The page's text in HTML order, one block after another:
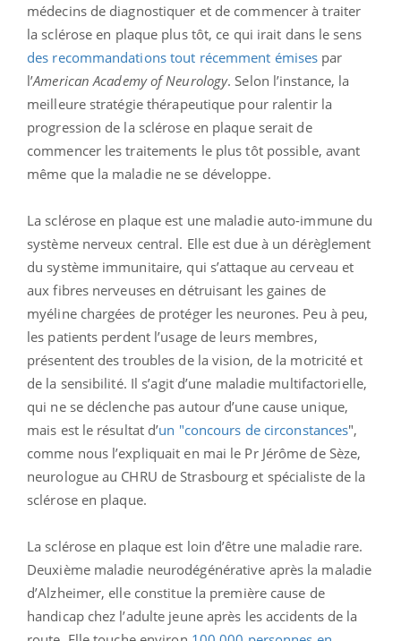
médecins de diagnostiquer et de commencer à traiter
la sclérose en plaque plus tôt, ce qui irait dans le sens
des recommandations tout récemment émises par
l’American Academy of Neurology. Selon l’instance, la
meilleure stratégie thérapeutique pour ralentir la
progression de la sclérose en plaque serait de
commencer les traitements le plus tôt possible, avant
même que la maladie ne se développe.
La sclérose en plaque est une maladie auto-immune du
système nerveux central. Elle est due à un dérèglement
du système immunitaire, qui s’attaque au cerveau et
aux fibres nerveuses en détruisant les gaines de
myéline chargées de protéger les neurones. Peu à peu,
les patients perdent l’usage de leurs membres,
présentent des troubles de la vision, de la motricité et
de la sensibilité. Il s’agit d’une maladie multifactorielle,
qui ne se déclenche pas autour d’une cause unique,
mais est le résultat d’un "concours de circonstances",
comme nous l’expliquait en mai le Pr Jérôme de Sèze,
neurologue au CHRU de Strasbourg et spécialiste de la
sclérose en plaque.
La sclérose en plaque est loin d’être une maladie rare.
Deuxième maladie neurodégénérative après la maladie
d’Alzheimer, elle constitue la première cause de
handicap chez l’adulte jeune après les accidents de la